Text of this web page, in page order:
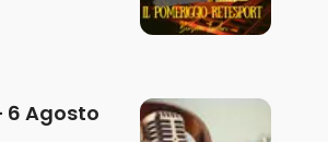
6 Agosto